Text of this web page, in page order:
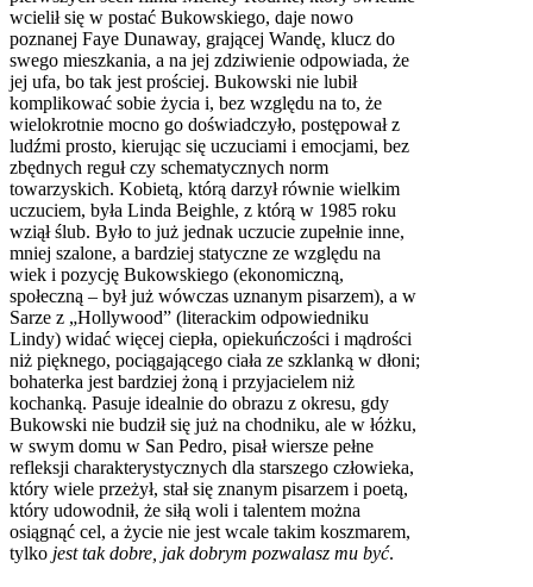
wcielił się w postać Bukowskiego, daje nowo
poznanej Faye Dunaway, grającej Wandę, klucz do
swego mieszkania, a na jej zdziwienie odpowiada, że
jej ufa, bo tak jest prościej. Bukowski nie lubił
komplikować sobie życia i, bez względu na to, że
wielokrotnie mocno go doświadczyło, postępował z
ludźmi prosto, kierując się uczuciami i emocjami, bez
zbędnych reguł czy schematycznych norm
towarzyskich. Kobietą, którą darzył równie wielkim
uczuciem, była Linda Beighle, z którą w 1985 roku
wziął ślub. Było to już jednak uczucie zupełnie inne,
mniej szalone, a bardziej statyczne ze względu na
wiek i pozycję Bukowskiego (ekonomiczną,
społeczną – był już wówczas uznanym pisarzem), a w
Sarze z „Hollywood” (literackim odpowiedniku
Lindy) widać więcej ciepła, opiekuńczości i mądrości
niż pięknego, pociągającego ciała ze szklanką w dłoni;
bohaterka jest bardziej żoną i przyjacielem niż
kochanką. Pasuje idealnie do obrazu z okresu, gdy
Bukowski nie budził się już na chodniku, ale w łóżku,
w swym domu w San Pedro, pisał wiersze pełne
refleksji charakterystycznych dla starszego człowieka,
który wiele przeżył, stał się znanym pisarzem i poetą,
który udowodnił, że siłą woli i talentem można
osiągnąć cel, a życie nie jest wcale takim koszmarem,
tylko jest tak dobre, jak dobrym pozwalasz mu być.